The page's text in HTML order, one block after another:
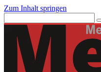
Zum Inhalt springen